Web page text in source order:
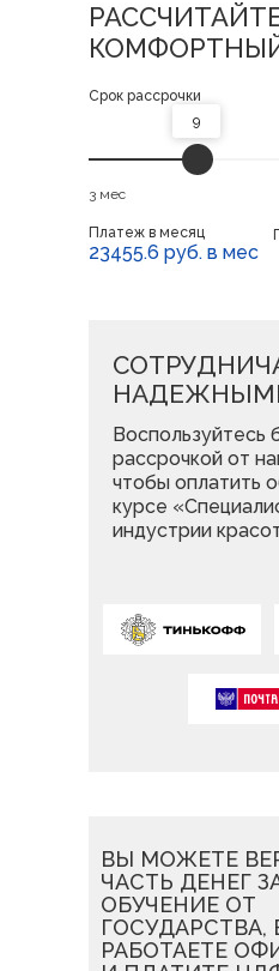
Срок рассрочки
9
3 мес
Платеж в месяц
23455.6 руб. в мес
Воспользуйтесь
рассрочкой от
чтобы оплатить
курсе
индустрии
ГОСУДАРСТВО
ВАМ30 000
СТОИМОСТИ
Социальный
ВЫ МОЖЕТЕ
ОБУЧЕНИЕ НА
«СПЕЦИАЛИСТ
ИНДУСТРИИ
НАПРАВИТЬ
КАПИТАЛНА
Может семья, в
случаю рождения
ВЫ МОЖЕТЕ
ЧАСТЬ ДЕНЕГ
ОБУЧЕНИЕ ОТ
ГОСУДАРСТВА,
РАБОТАЕТЕ